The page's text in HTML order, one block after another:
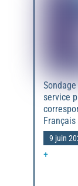
service
9 juin
+